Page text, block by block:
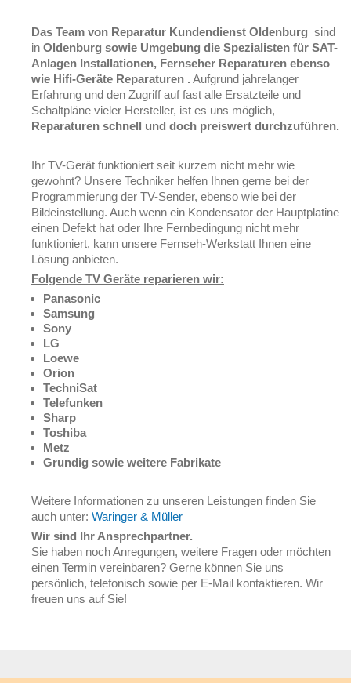
Das Team von Reparatur Kundendienst Oldenburg sind
in Oldenburg sowie Umgebung die Spezialisten für SAT-
Anlagen Installationen, Fernseher Reparaturen ebenso
wie Hifi-Geräte Reparaturen . Aufgrund jahrelanger
Erfahrung und den Zugriff auf fast alle Ersatzteile und
Schaltpläne vieler Hersteller, ist es uns möglich,
Reparaturen schnell und doch preiswert durchzuführen.
Ihr TV-Gerät funktioniert seit kurzem nicht mehr wie
gewohnt? Unsere Techniker helfen Ihnen gerne bei der
Programmierung der TV-Sender, ebenso wie bei der
Bildeinstellung. Auch wenn ein Kondensator der Hauptplatine
einen Defekt hat oder Ihre Fernbedingung nicht mehr
funktioniert, kann unsere Fernseh-Werkstatt Ihnen eine
Lösung anbieten.
Folgende TV Geräte reparieren wir:
Panasonic
Samsung
Sony
LG
Loewe
Orion
TechniSat
Telefunken
Sharp
Toshiba
Metz
Grundig sowie weitere Fabrikate
Weitere Informationen zu unseren Leistungen finden Sie
auch unter: Waringer & Müller
Wir sind Ihr Ansprechpartner.
Sie haben noch Anregungen, weitere Fragen oder möchten
einen Termin vereinbaren? Gerne können Sie uns
persönlich, telefonisch sowie per E-Mail kontaktieren. Wir
freuen uns auf Sie!